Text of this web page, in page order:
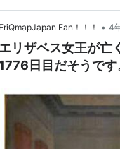
EriQmapJapan Fan！！！ • 4
エリザベス女王が亡
1776日目だそうで